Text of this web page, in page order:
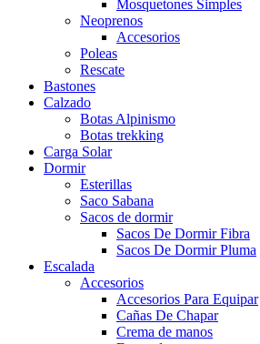
Mosquetones Simples
Neoprenos
Accesorios
Poleas
Rescate
Bastones
Calzado
Botas Alpinismo
Botas trekking
Carga Solar
Dormir
Esterillas
Saco Sabana
Sacos de dormir
Sacos De Dormir Fibra
Sacos De Dormir Pluma
Escalada
Accesorios
Accesorios Para Equipar
Cañas De Chapar
Crema de manos